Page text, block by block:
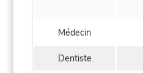
Médecin
Dentiste